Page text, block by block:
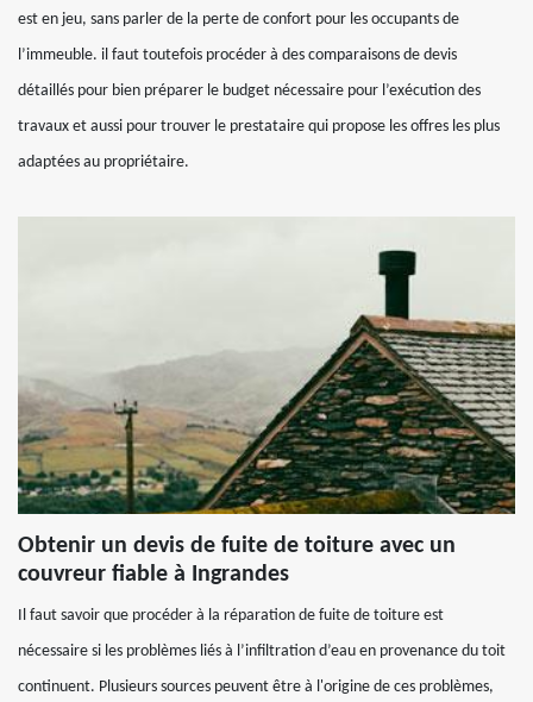
est en jeu, sans parler de la perte de confort pour les occupants de
l’immeuble. il faut toutefois procéder à des comparaisons de devis
détaillés pour bien préparer le budget nécessaire pour l’exécution des
travaux et aussi pour trouver le prestataire qui propose les offres les plus
adaptées au propriétaire.
Obtenir un devis de fuite de toiture avec un
couvreur fiable à Ingrandes
Il faut savoir que procéder à la réparation de fuite de toiture est
nécessaire si les problèmes liés à l’infiltration d’eau en provenance du toit
continuent. Plusieurs sources peuvent être à l'origine de ces problèmes,